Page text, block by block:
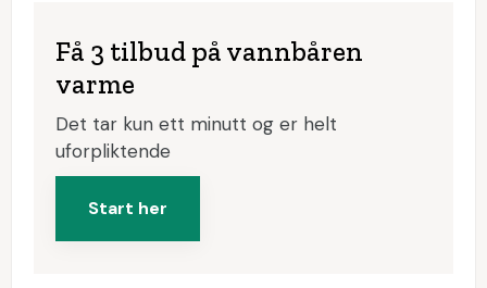
Få 3 tilbud på vannbåren
varme
Det tar kun ett minutt og er helt
uforpliktende
Start her